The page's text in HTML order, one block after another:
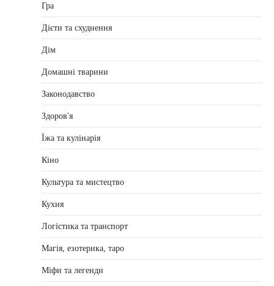
Гра
Дієти та схуднення
Дім
Домашні тварини
Законодавство
Здоров'я
Їжа та кулінарія
Кіно
Культура та мистецтво
Кухня
Логістика та транспорт
Магія, езотерика, таро
Міфи та легенди